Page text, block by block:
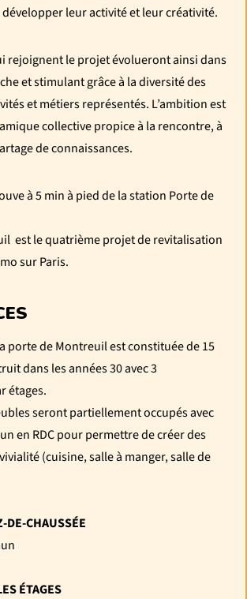
leur activité et leur créativité.
rejoignent le projet évolueront ainsi dans
et stimulant grâce à la diversité des
et métiers représentés. L’ambition est
collective propice à la rencontre, à
de connaissances.
à 5 min à pied de la station Porte de
est le quatrième projet de revitalisation
sur Paris.
porte de Montreuil est constituée de 15
dans les années 30 avec 3
étages.
seront partiellement occupés avec
en RDC pour permettre de créer des
(cuisine, salle à manger, salle de
DE-CHAUSSÉE
ÉTAGES